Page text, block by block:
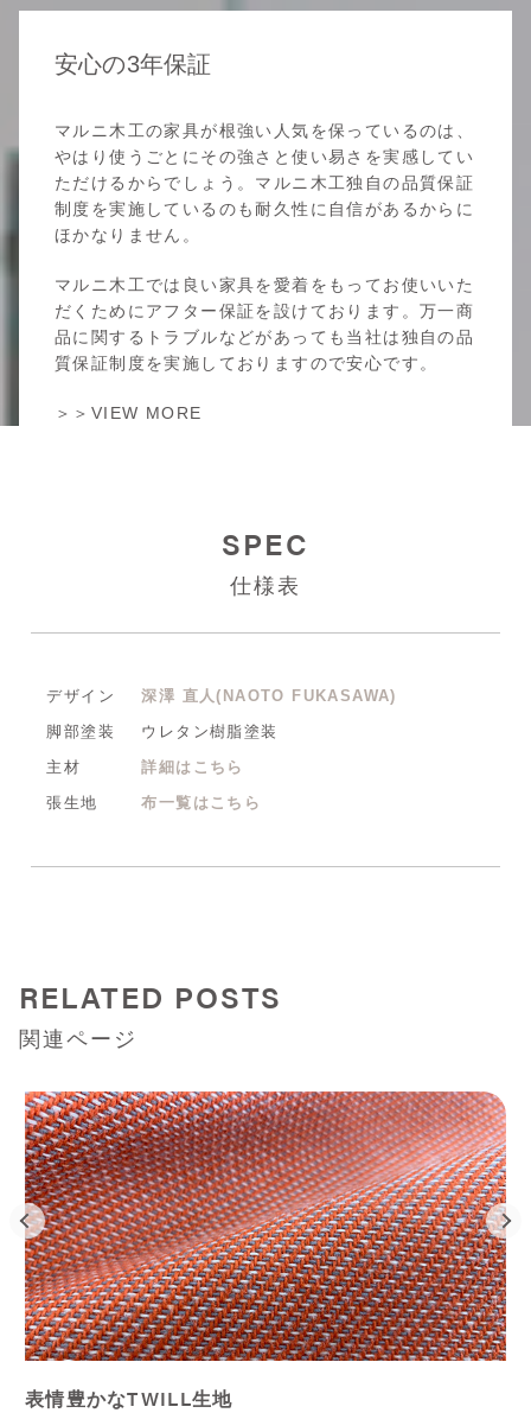
安心の3年保証
マルニ木工の家具が根強い人気を保っているのは、
やはり使うごとにその強さと使い易さを実感してい
ただけるからでしょう。マルニ木工独自の品質保証
制度を実施しているのも耐久性に自信があるからに
ほかなりません。
マルニ木工では良い家具を愛着をもってお使いいた
だくためにアフター保証を設けております。万一商
品に関するトラブルなどがあっても当社は独自の品
質保証制度を実施しておりますので安心です。
＞＞VIEW MORE
SPEC
仕様表
デザイン
深澤 直人(NAOTO FUKASAWA)
脚部塗装
ウレタン樹脂塗装
主材
詳細はこちら
張生地
布一覧はこちら
RELATED POSTS
関連ページ
表情豊かなTWILL生地